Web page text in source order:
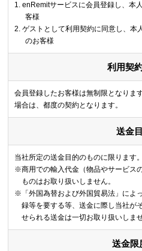
enRemitサービスに会員登録し、本
客様
ゲストとして利用契約に同意し、本
のお客様
利用契
会員登録したお客様は無制限となりま
場合は、都度の契約となります。
送金
当社所定の送金目的のものに限ります。
※商用での輸入代金（物品やサービス
ものはお取り扱いしません。
※「外国為替および外国貿易法」によ
録等を要する等、送金に際し当社が
せられる送金は一切お取り扱いしませ
送金限